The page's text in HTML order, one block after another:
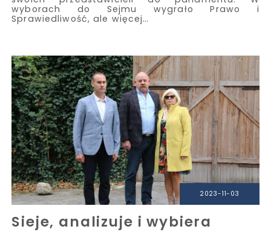
wyborach do Sejmu wygrało Prawo i
Sprawiedliwość, ale więcej…
2023-11-03
Sieje, analizuje i wybiera